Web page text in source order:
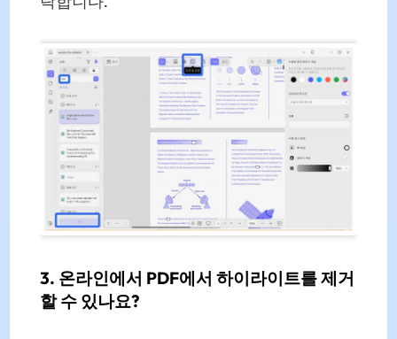
3. 온라인에서 PDF에서 하이라이트를 제거
할 수 있나요?